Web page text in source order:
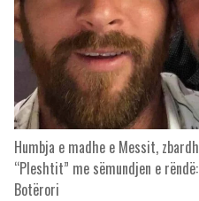
Humbja e madhe e Messit,
“Pleshtit” me sëmundjen e
Botërori